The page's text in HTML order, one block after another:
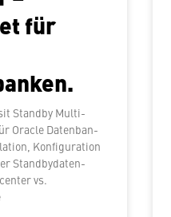
für
Standby Mul­ti­
Oracle Da­ten­ban­
Kon­fi­gu­ra­ti­on
Stand­by­da­ten­
vs.